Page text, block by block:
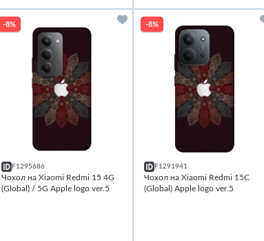
-8%
F1295686
Чохол на Xiaomi Redmi 15 4G
(Global) / 5G Apple logo ver.5
-8%
F1291941
Чохол на Xiaomi Redmi 15C
(Global) Apple logo ver.5